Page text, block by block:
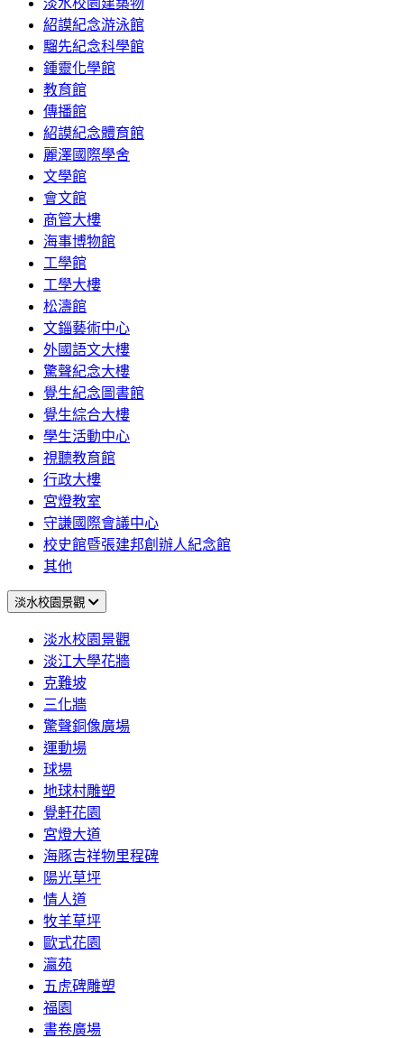
淡水校園建築物
紹謨紀念游泳館
騮先紀念科學館
鍾靈化學館
教育館
傳播館
紹謨紀念體育館
麗澤國際學舍
文學館
會文館
商管大樓
海事博物館
工學館
工學大樓
松濤館
文錙藝術中心
外國語文大樓
驚聲紀念大樓
覺生紀念圖書館
覺生綜合大樓
學生活動中心
視聽教育館
行政大樓
宮燈教室
守謙國際會議中心
校史館暨張建邦創辦人紀念館
其他
淡水校園景觀
淡水校園景觀
淡江大學花牆
克難坡
三化牆
驚聲銅像廣場
運動場
球場
地球村雕塑
覺軒花園
宮燈大道
海豚吉祥物里程碑
陽光草坪
情人道
牧羊草坪
歐式花園
瀛苑
五虎碑雕塑
福園
書卷廣場